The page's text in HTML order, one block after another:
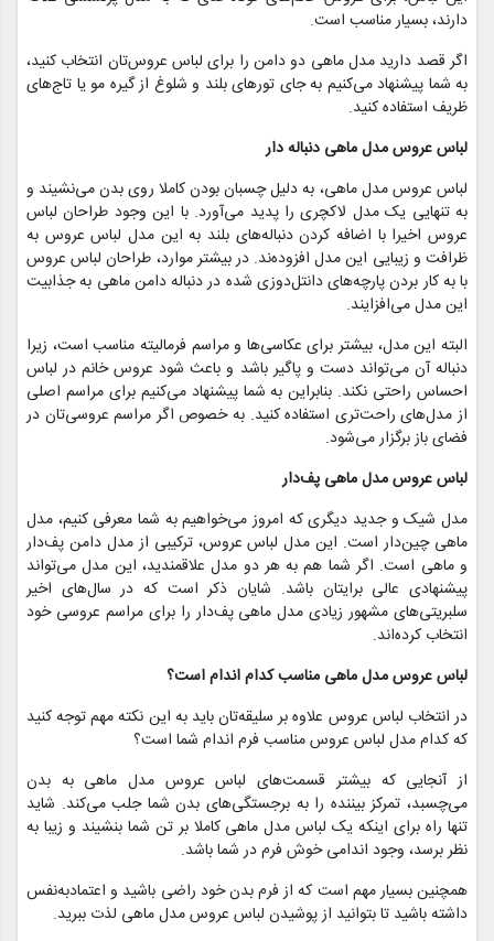
دارند، بسیار مناسب است.
اگر قصد دارید مدل ماهی دو دامن را برای لباس عروس‌تان انتخاب کنید،
به شما پیشنهاد می‌کنیم به جای تورهای بلند و شلوغ از گیره مو یا تاج‌های
ظریف استفاده کنید.
لباس عروس مدل ماهی دنباله ‌دار
لباس عروس مدل ماهی، به ‌دلیل چسبان بودن کاملا روی بدن می‌نشیند و
به تنهایی یک مدل لاکچری را پدید می‌آورد. با این وجود طراحان لباس
عروس اخیرا با اضافه کردن دنباله‌‌های بلند به این مدل لباس عروس به
ظرافت و زیبایی این مدل افزوده‌ند. در بیشتر موارد، طراحان لباس عروس
با به کار بردن پارچه‌های دانتل‌دوزی شده در دنباله دامن ماهی به جذابیت
این مدل می‌افزایند.
البته این مدل، بیشتر برای عکاسی‌ها و مراسم فرمالیته مناسب است، زیرا
دنباله آن می‌تواند دست و پاگیر باشد و باعث شود عروس خانم در لباس
احساس راحتی نکند. بنابراین به شما پیشنهاد می‌کنیم برای مراسم اصلی
از مدل‌های راحت‌تری استفاده کنید. به خصوص اگر مراسم عروسی‌تان در
فضای باز برگزار می‌شود.
لباس عروس مدل ماهی پف‌دار
مدل شیک و جدید دیگری که امروز می‌خواهیم به شما معرفی کنیم، مدل
ماهی چین‌دار است. این مدل لباس عروس، ترکیبی از مدل دامن پف‌دار
و ماهی است. اگر شما هم به هر دو مدل علاقمندید، این مدل می‌تواند
پیشنهادی عالی برایتان باشد. شایان ذکر است که در سال‌های اخیر
سلبریتی‌‌های مشهور زیادی مدل ماهی پف‌دار را برای مراسم عروسی خود
انتخاب کرده‌‌اند.
لباس عروس مدل ماهی مناسب کدام اندام است؟
در انتخاب لباس عروس علاوه بر سلیقه‌تان باید به این نکته‌ مهم توجه کنید
که کدام مدل لباس عروس مناسب فرم اندام شما است؟
از آنجایی که بیشتر قسمت‌های لباس عروس مدل ماهی به بدن
می‌چسبد، تمرکز بیننده را به برجستگی‌های بدن شما جلب می‌کند. شاید
تنها راه برای اینکه یک لباس مدل ماهی کاملا بر تن شما بنشیند و زیبا به
نظر برسد، وجود اندامی خوش فرم در شما باشد.
همچنین بسیار مهم است که از فرم بدن خود راضی باشید و اعتمادبه‌نفس
داشته باشید تا بتوانید از پوشیدن لباس عروس مدل ماهی لذت ببرید.